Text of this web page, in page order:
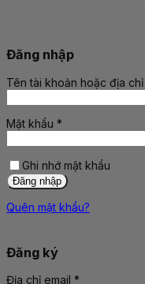
Đăng nhập
Tên tài khoản hoặc địa chỉ
Bắt
Mật khẩu *
Bắt
Ghi nhớ mật khẩu
Đăng nhập
Quên mật khẩu?
Đăng ký
Địa chỉ email *